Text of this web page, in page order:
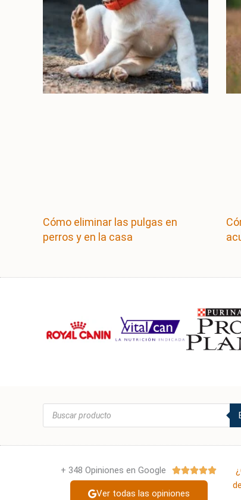
Cómo eliminar las pulgas en
perros y en la casa
Búsqueda
productos
+ 348 Opiniones en Google 
Ver todas las opiniones